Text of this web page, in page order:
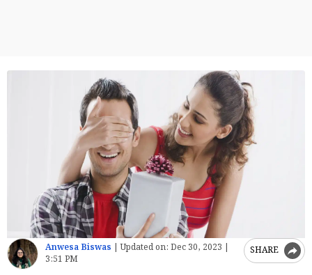
Anwesa Biswas |Updated on: Dec 30, 2023 |
3:51 PM
SHARE